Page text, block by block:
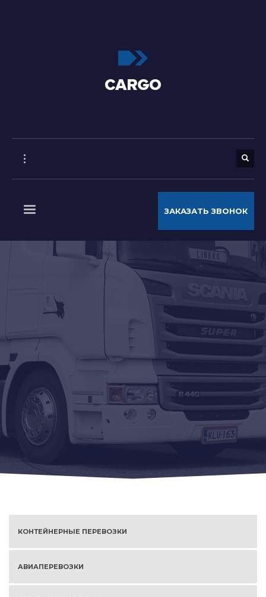
ЗАКАЗАТЬ ЗВОНОК
КОНТЕЙНЕРНЫЕ ПЕРЕВОЗКИ
АВИАПЕРЕВОЗКИ